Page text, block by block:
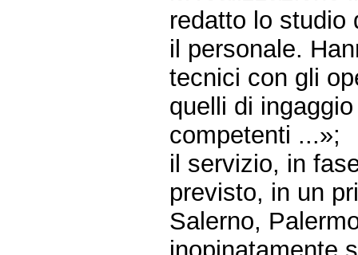
redatto lo studio
il personale.
tecnici con gli
quelli di
competenti ...»;
il servizio, in
previsto, in un
Salerno,